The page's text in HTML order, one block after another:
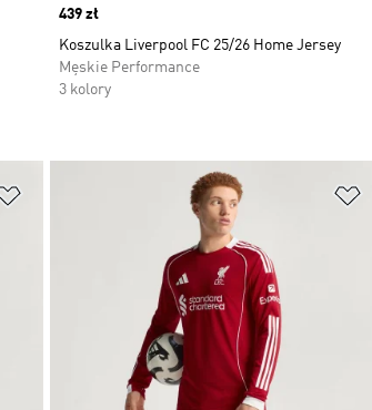
Price
439 zł
Koszulka Liverpool FC 25/26 Home Jersey
Męskie Performance
3 kolory